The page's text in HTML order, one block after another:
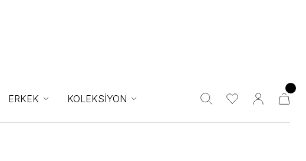
ERKEK KOLEKSİYON